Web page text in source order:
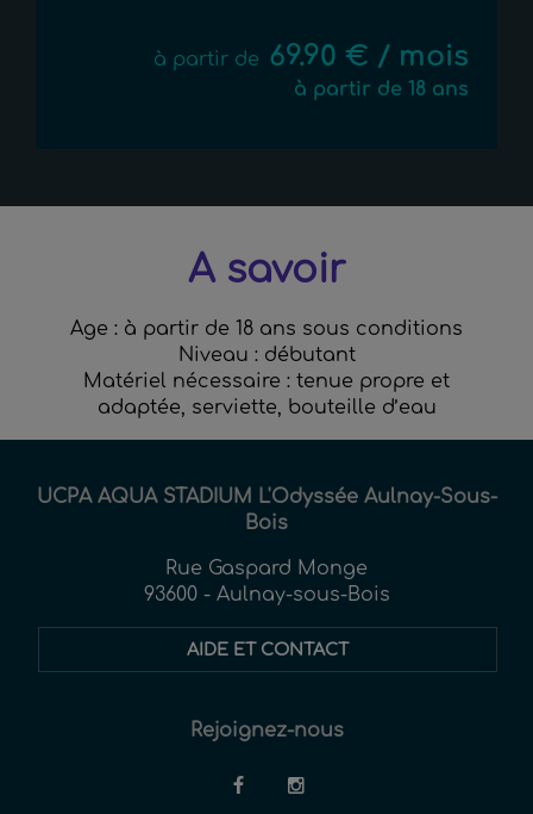
à partir de 69.90 € / mois
à partir de 18 ans
A savoir
Age : à partir de 18 ans sous conditions
Niveau : débutant
Matériel nécessaire : tenue propre et
adaptée, serviette, bouteille d’eau
UCPA AQUA STADIUM L'Odyssée Aulnay-Sous-
Bois
Rue Gaspard Monge
93600 - Aulnay-sous-Bois
AIDE ET CONTACT
Rejoignez-nous